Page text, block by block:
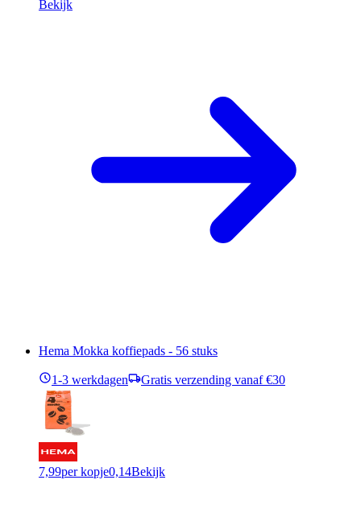
Bekijk
Hema Mokka koffiepads - 56 stuks
1-3 werkdagen Gratis verzending vanaf €30
7,99per kopje0,14Bekijk